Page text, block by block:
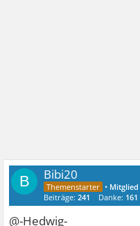
B Bibi20
• Mitglied
Beiträge:241 Danke: 161
@-Hedwig-